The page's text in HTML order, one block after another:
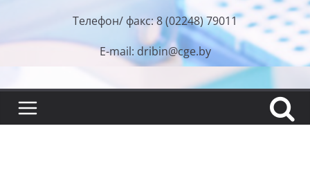
Телефон/ факс: 8 (02248) 79011
E-mail: dribin@cge.by